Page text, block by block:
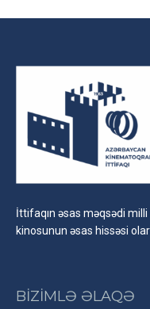
İttifaqın əsas məqsədi
kinosunun əsas hissəsi
BİZİMLƏ ƏLAQƏ